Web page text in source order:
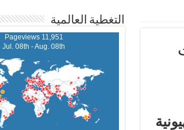
التغطية العالمية
11,951 Pageviews
Jul. 08th - Aug. 08th